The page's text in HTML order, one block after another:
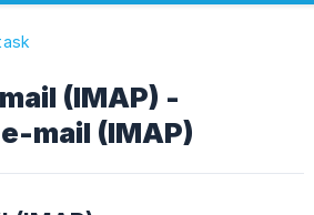
(IMAP) -
mail (IMAP)